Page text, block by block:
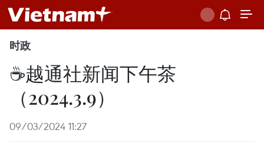
时政
☕️越通社新闻下午茶
（2024.3.9）
09/03/2024 11:27